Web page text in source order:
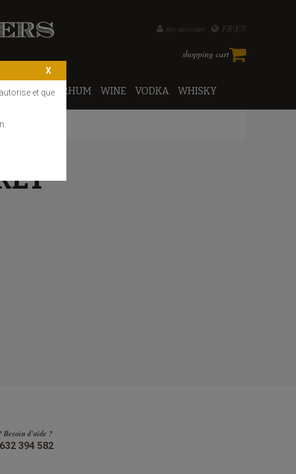
FR EN
my account
shopping cart
PORTO RHUM WINE VODKA WHISKY
Besoin d'aide ?
394 582
et que